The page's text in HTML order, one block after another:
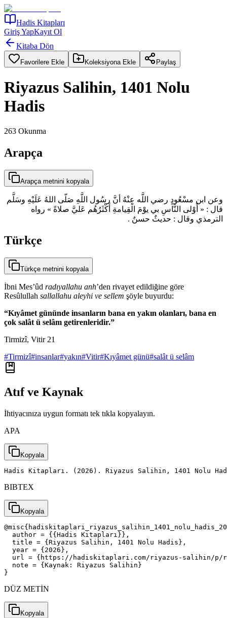
Hadis Kitapları
Giriş YapKayıt Ol
Kitaba Dön
Favorilere Ekle Koleksiyona Ekle Paylaş
Riyazus Salihin, 1401 Nolu
Hadis
263 Okunma
Arapça
Arapça metnini kopyala
وعن ابن مسْعُودٍ رضي اللَّه عنْهُ أنَّ رسُول اللَّهِ صَلّى اللهُ عَلَيْهِ وسَلَّم
قال : « أَوْلى النَّاسِ بي يوْمَ الْقِيامةِ أَكْثَرُهُم عَليَّ صلاةً » رواه
الترمذي وقال : حديثٌ حسنٌ .
Türkçe
Türkçe metnini kopyala
İbni Mes’ûd radıyallahu anh’den rivayet edildiğine göre
Resûlullah sallallahu aleyhi ve sellem şöyle buyurdu:
“Kıyâmet gününde insanların bana en yakın olanları, bana en
çok salât ü selâm getirenleridir.”
Tirmizî, Vitir 21
#Tirmizî#insanlar#yakın#Vitir#Kıyâmet günü#salât ü selâm
Atıf ve Kaynak
İhtiyacınıza uygun formatı tek tıkla kopyalayın.
APA
Kopyala
Hadis Kitapları. (2026). Riyazus Salihin, 1401 Nolu
BIBTEX
Kopyala
  author = {{Hadis Kitapları}},
  title = {Riyazus Salihin, 1401 Nolu Hadis},
  year = {2026},
url = {https://hadiskitaplari.com/riyazus-salihin/
  note = {Kaynak: Riyazus Salihin}
}
DÜZ METİN
Kopyala